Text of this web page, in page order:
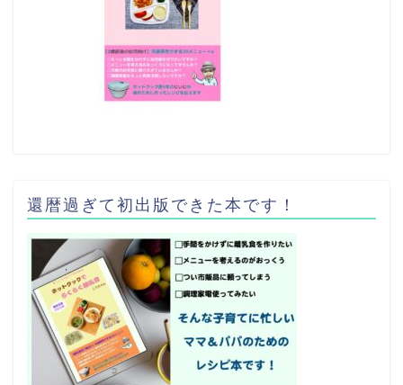
還暦過ぎて初出版できた本です！